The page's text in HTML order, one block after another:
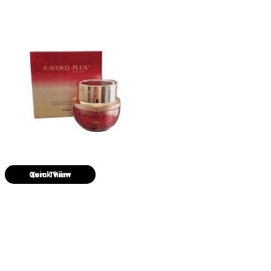
Quick View